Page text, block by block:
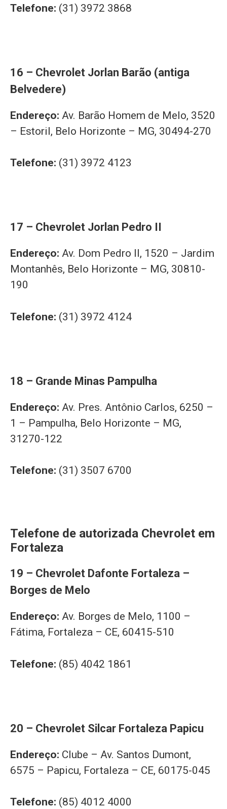
Telefone: (31) 3972 3868
16 – Chevrolet Jorlan Barão (antiga
Belvedere)
Endereço: Av. Barão Homem de Melo, 3520
– Estoril, Belo Horizonte – MG, 30494-270
Telefone: (31) 3972 4123
17 – Chevrolet Jorlan Pedro II
Endereço: Av. Dom Pedro II, 1520 – Jardim
Montanhês, Belo Horizonte – MG, 30810-
190
Telefone: (31) 3972 4124
18 – Grande Minas Pampulha
Endereço: Av. Pres. Antônio Carlos, 6250 –
1 – Pampulha, Belo Horizonte – MG,
31270-122
Telefone: (31) 3507 6700
Telefone de autorizada Chevrolet em
Fortaleza
19 – Chevrolet Dafonte Fortaleza –
Borges de Melo
Endereço: Av. Borges de Melo, 1100 –
Fátima, Fortaleza – CE, 60415-510
Telefone: (85) 4042 1861
20 – Chevrolet Silcar Fortaleza Papicu
Endereço: Clube – Av. Santos Dumont,
6575 – Papicu, Fortaleza – CE, 60175-045
Telefone: (85) 4012 4000